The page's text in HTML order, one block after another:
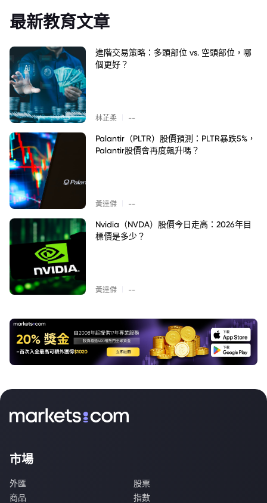
最新教育文章
進階交易策略：多頭部位 vs. 空頭部位，哪
個更好？
林芷柔 --
Palantir（PLTR）股價預測：PLTR暴跌5%，
Palantir股價會再度飆升嗎？
黃達傑 --
Nvidia（NVDA）股價今日走高：2026年目
標價是多少？
黃達傑 --
市場
外匯
股票
商品
指數